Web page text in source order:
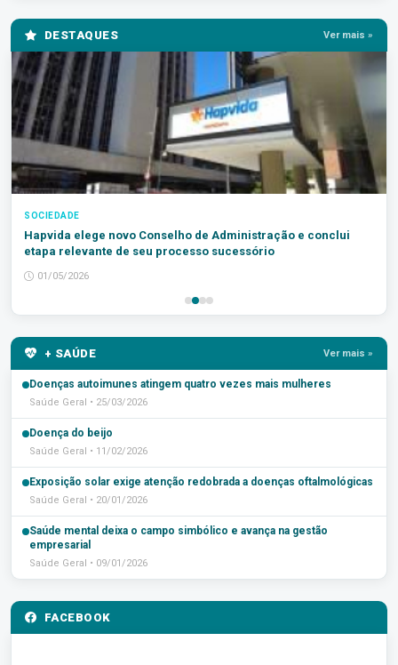
DESTAQUES Ver mais »
SOCIEDADE
Hapvida elege novo Conselho de Administração e conclui
etapa relevante de seu processo sucessório
01/05/2026
+ SAÚDE Ver mais »
Doenças autoimunes atingem quatro vezes mais mulheres
Saúde Geral • 25/03/2026
Doença do beijo
Saúde Geral • 11/02/2026
Exposição solar exige atenção redobrada a doenças oftalmológicas
Saúde Geral • 20/01/2026
Saúde mental deixa o campo simbólico e avança na gestão
empresarial
Saúde Geral • 09/01/2026
FACEBOOK